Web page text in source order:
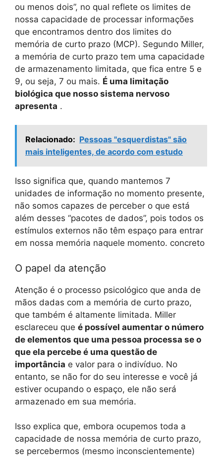
ou menos dois”, no qual reflete os limites de
nossa capacidade de processar informações
que encontramos dentro dos limites do
memória de curto prazo (MCP). Segundo Miller,
a memória de curto prazo tem uma capacidade
de armazenamento limitada, que fica entre 5 e
9, ou seja, 7 ou mais. É uma limitação
biológica que nosso sistema nervoso
apresenta .
Relacionado: Pessoas "esquerdistas" são
mais inteligentes, de acordo com estudo
Isso significa que, quando mantemos 7
unidades de informação no momento presente,
não somos capazes de perceber o que está
além desses “pacotes de dados”, pois todos os
estímulos externos não têm espaço para entrar
em nossa memória naquele momento. concreto
O papel da atenção
Atenção é o processo psicológico que anda de
mãos dadas com a memória de curto prazo,
que também é altamente limitada. Miller
esclareceu que é possível aumentar o número
de elementos que uma pessoa processa se o
que ela percebe é uma questão de
importância e valor para o indivíduo. No
entanto, se não for do seu interesse e você já
estiver ocupando o espaço, ele não será
armazenado em sua memória.
Isso explica que, embora ocupemos toda a
capacidade de nossa memória de curto prazo,
se percebermos (mesmo inconscientemente)